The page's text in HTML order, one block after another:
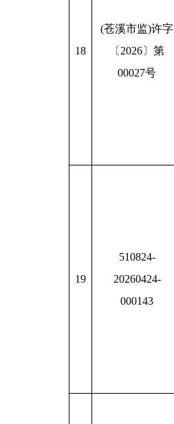
18
(苍溪市监)许字
〔2026〕第
00027号
19
510824-
20260424-
000143